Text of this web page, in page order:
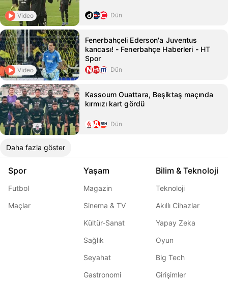
Video Dün
Video
Fenerbahçeli Ederson'a Juventus
kancası! - Fenerbahçe Haberleri - HT
Spor
Dün
Kassoum Ouattara, Beşiktaş maçında
kırmızı kart gördü
Dün
Daha fazla göster
Spor
Futbol
Maçlar
Yaşam
Magazin
Sinema & TV
Kültür-Sanat
Sağlık
Seyahat
Gastronomi
Bilim & Teknoloji
Teknoloji
Akıllı Cihazlar
Yapay Zeka
Oyun
Big Tech
Girişimler